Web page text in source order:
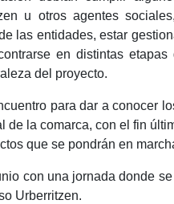
u otros agentes
las entidades, estar
en distintas
del proyecto.
para dar a conocer
de la comarca, con el fin
que se pondrán en
con una jornada donde
Urberritzen.